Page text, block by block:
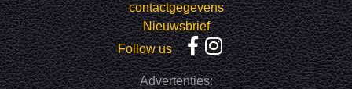
contactgegevens
Nieuwsbrief
Follow us
Advertenties: